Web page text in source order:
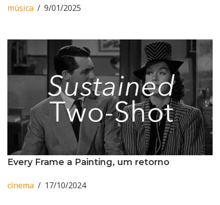
música 9/01/2025
Every Frame a Painting, um retorno
cinema 17/10/2024